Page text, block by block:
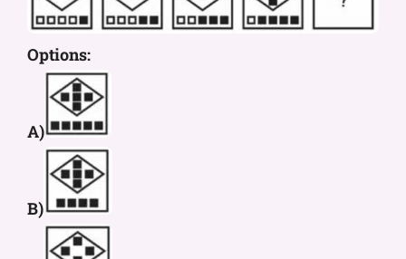
Options:
A)
B)